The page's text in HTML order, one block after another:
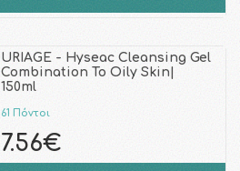
URIAGE - Hyseac Cleansing Gel
Combination To Oily Skin|
150ml
61 Πόντοι
7.56€